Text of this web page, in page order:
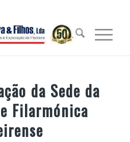
da Sede da
Filarmónica